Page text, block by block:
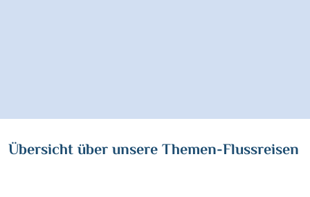
Übersicht über unsere Themen-Flussreisen